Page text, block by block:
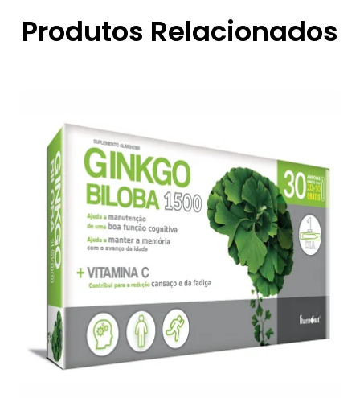
Produtos Relacionados